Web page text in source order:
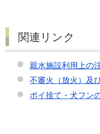
関連リンク
親水施設利用上の
不審火（放火）及
ポイ捨て・犬フン